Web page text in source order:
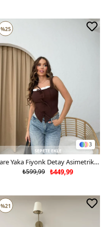
3
SEPETE EKLE
Kare Yaka Fiyonk Detay Asimetrik Ottoman Bluz Acı Kahve 2103
₺449,99
₺599,99
%25
%21